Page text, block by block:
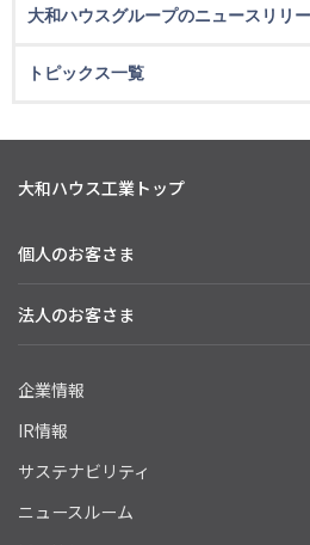
大和ハウスグループのニュースリリ
トピックス一覧
大和ハウス工業トップ
個人のお客さま
法人のお客さま
企業情報
IR情報
サステナビリティ
ニュースルーム